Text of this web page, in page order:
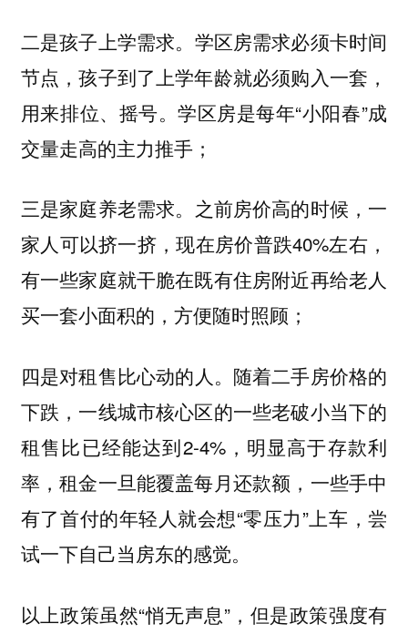
二是孩子上学需求。学区房需求必须卡时间
节点，孩子到了上学年龄就必须购入一套，
用来排位、摇号。学区房是每年“小阳春”成
交量走高的主力推手；
三是家庭养老需求。之前房价高的时候，一
家人可以挤一挤，现在房价普跌40%左右，
有一些家庭就干脆在既有住房附近再给老人
买一套小面积的，方便随时照顾；
四是对租售比心动的人。随着二手房价格的
下跌，一线城市核心区的一些老破小当下的
租售比已经能达到2-4%，明显高于存款利
率，租金一旦能覆盖每月还款额，一些手中
有了首付的年轻人就会想“零压力”上车，尝
试一下自己当房东的感觉。
以上政策虽然“悄无声息”，但是政策强度有